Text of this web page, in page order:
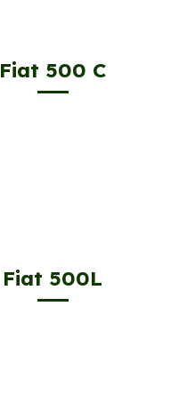
Fiat 500 C
Fiat 500L